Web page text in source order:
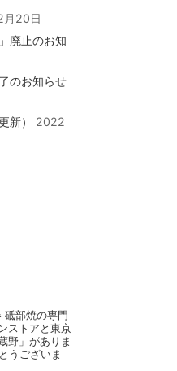
20日
廃止のお知
のお知らせ
新）
2022
砥部焼の専門
ストアと東京
野」がありま
うございま